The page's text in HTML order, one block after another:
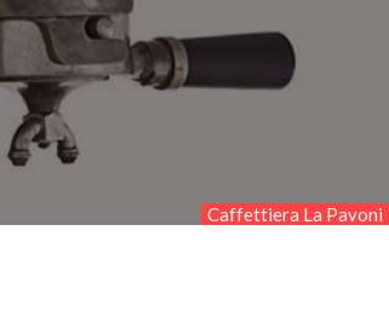
Caffettiera La Pavoni